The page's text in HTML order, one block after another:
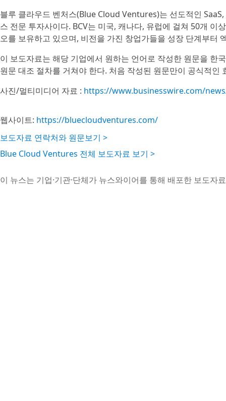
블루 클라우드 벤처스(Blue Cloud Ventures)는 선도적인
스 전문 투자사이다. BCV는 미국, 캐나다, 유럽에 걸쳐 50개
오를 보유하고 있으며, 비전을 가진 창업가들을 성장 단계부터
이 보도자료는 해당 기업에서 원하는 언어로 작성한 원문을 한
원문 대조 절차를 거쳐야 한다. 처음 작성된 원문만이 공식적
사진/멀티미디어 자료 : https://www.businesswire.com/
웹사이트: https://bluecloudventures.com/
보도자료 연락처와 원문보기 >
Blue Cloud Ventures 전체 보도자료 보기 >
이 뉴스는 기업·기관·단체가 뉴스와이어를 통해 배포한 보도자